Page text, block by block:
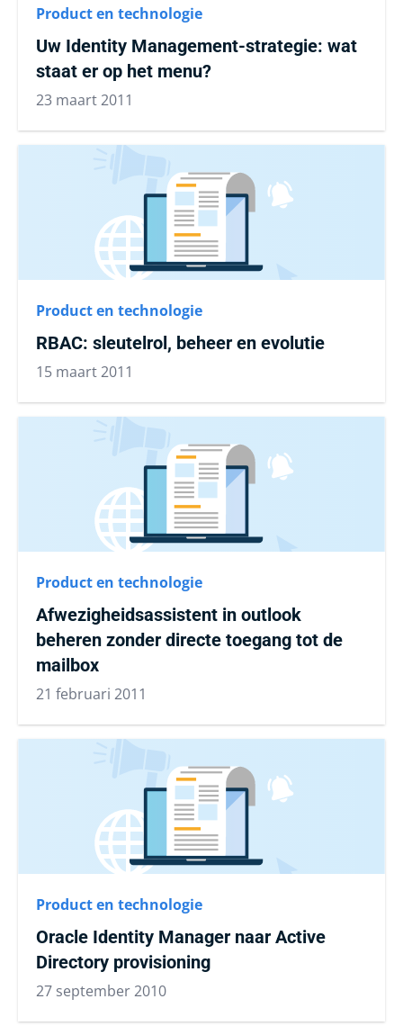
Product en technologie
Uw Identity Management-strategie: wat
staat er op het menu?
23 maart 2011
Product en technologie
RBAC: sleutelrol, beheer en evolutie
15 maart 2011
Product en technologie
Afwezigheidsassistent in outlook
beheren zonder directe toegang tot de
mailbox
21 februari 2011
Product en technologie
Oracle Identity Manager naar Active
Directory provisioning
27 september 2010